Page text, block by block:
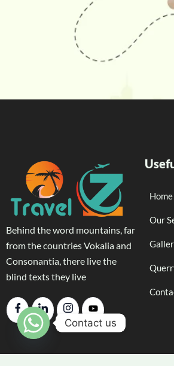
Behind the word mountains, far
from the countries Vokalia and
Consonantia, there live the
blind texts they live
Home
Our
Contact us